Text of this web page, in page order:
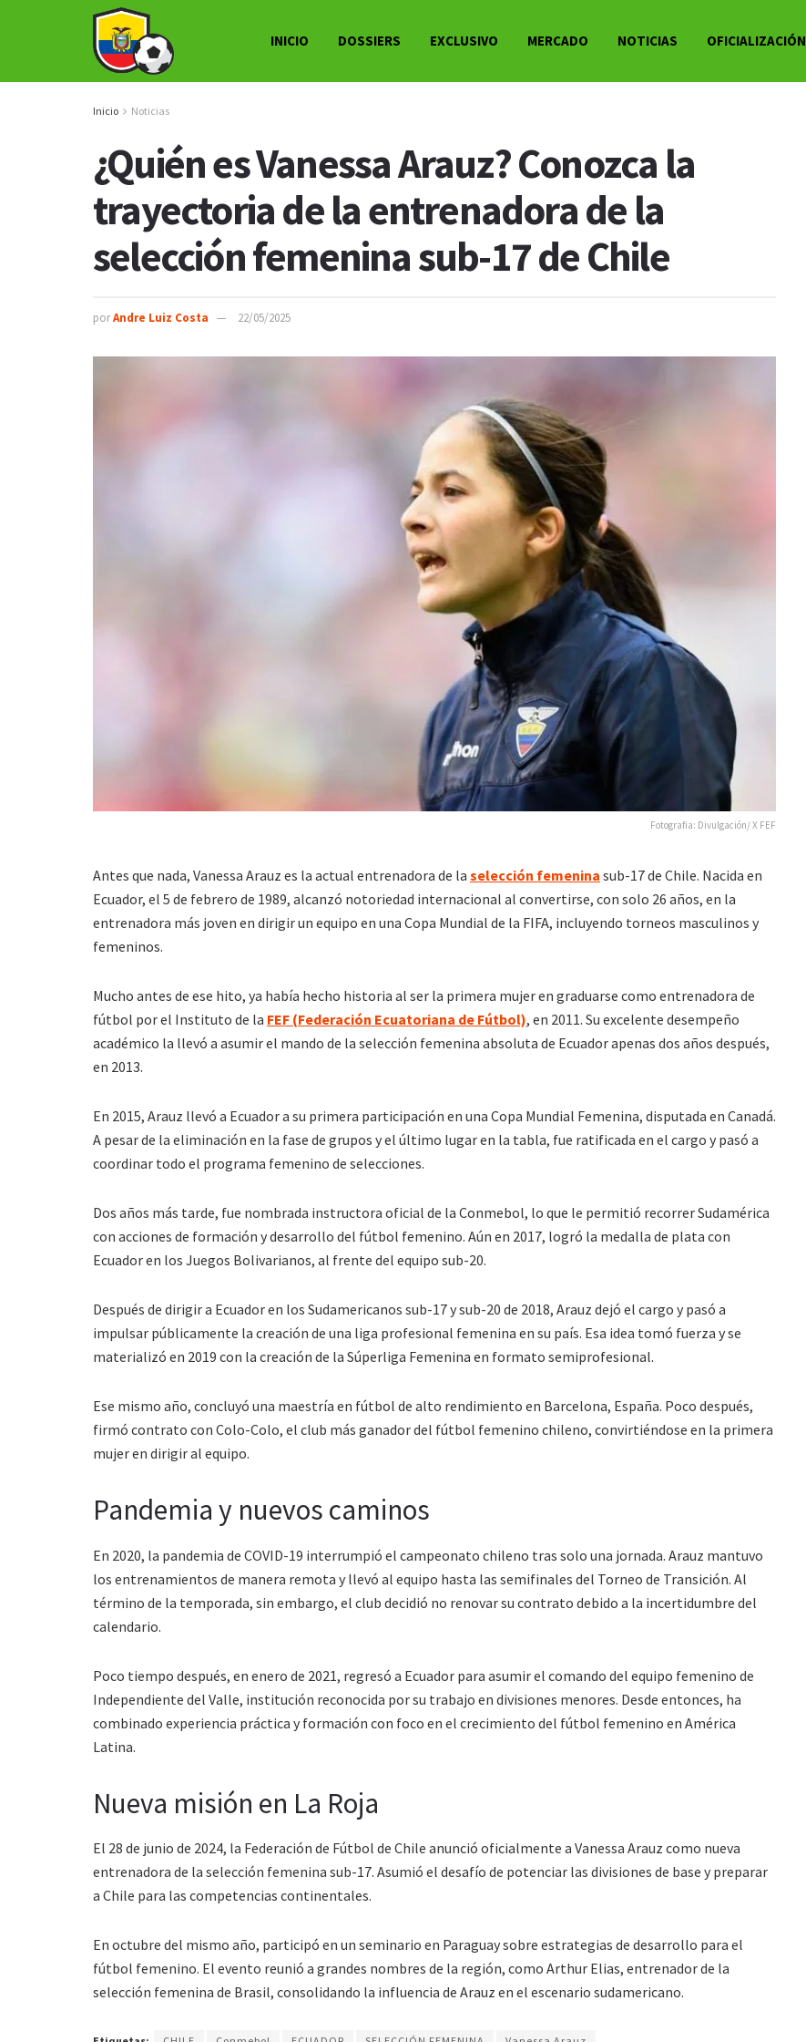
INICIO DOSSIERS EXCLUSIVO MERCADO NOTICIAS OFICIALIZACIÓN
Inicio Noticias
¿Quién es Vanessa Arauz? Conozca la
trayectoria de la entrenadora de la
selección femenina sub-17 de Chile
porAndre Luiz Costa 22/05/2025
Fotografia: Divulgación/ X FEF
Antes que nada, Vanessa Arauz es la actual entrenadora de la selección femenina sub-17 de Chile. Nacida en
Ecuador, el 5 de febrero de 1989, alcanzó notoriedad internacional al convertirse, con solo 26 años, en la
entrenadora más joven en dirigir un equipo en una Copa Mundial de la FIFA, incluyendo torneos masculinos y
femeninos.
Mucho antes de ese hito, ya había hecho historia al ser la primera mujer en graduarse como entrenadora de
fútbol por el Instituto de la FEF (Federación Ecuatoriana de Fútbol), en 2011. Su excelente desempeño
académico la llevó a asumir el mando de la selección femenina absoluta de Ecuador apenas dos años después,
en 2013.
En 2015, Arauz llevó a Ecuador a su primera participación en una Copa Mundial Femenina, disputada en Canadá.
A pesar de la eliminación en la fase de grupos y el último lugar en la tabla, fue ratificada en el cargo y pasó a
coordinar todo el programa femenino de selecciones.
Dos años más tarde, fue nombrada instructora oficial de la Conmebol, lo que le permitió recorrer Sudamérica
con acciones de formación y desarrollo del fútbol femenino. Aún en 2017, logró la medalla de plata con
Ecuador en los Juegos Bolivarianos, al frente del equipo sub-20.
Después de dirigir a Ecuador en los Sudamericanos sub-17 y sub-20 de 2018, Arauz dejó el cargo y pasó a
impulsar públicamente la creación de una liga profesional femenina en su país. Esa idea tomó fuerza y se
materializó en 2019 con la creación de la Súperliga Femenina en formato semiprofesional.
Ese mismo año, concluyó una maestría en fútbol de alto rendimiento en Barcelona, España. Poco después,
firmó contrato con Colo-Colo, el club más ganador del fútbol femenino chileno, convirtiéndose en la primera
mujer en dirigir al equipo.
Pandemia y nuevos caminos
En 2020, la pandemia de COVID-19 interrumpió el campeonato chileno tras solo una jornada. Arauz mantuvo
los entrenamientos de manera remota y llevó al equipo hasta las semifinales del Torneo de Transición. Al
término de la temporada, sin embargo, el club decidió no renovar su contrato debido a la incertidumbre del
calendario.
Poco tiempo después, en enero de 2021, regresó a Ecuador para asumir el comando del equipo femenino de
Independiente del Valle, institución reconocida por su trabajo en divisiones menores. Desde entonces, ha
combinado experiencia práctica y formación con foco en el crecimiento del fútbol femenino en América
Latina.
Nueva misión en La Roja
El 28 de junio de 2024, la Federación de Fútbol de Chile anunció oficialmente a Vanessa Arauz como nueva
entrenadora de la selección femenina sub-17. Asumió el desafío de potenciar las divisiones de base y preparar
a Chile para las competencias continentales.
En octubre del mismo año, participó en un seminario en Paraguay sobre estrategias de desarrollo para el
fútbol femenino. El evento reunió a grandes nombres de la región, como Arthur Elias, entrenador de la
selección femenina de Brasil, consolidando la influencia de Arauz en el escenario sudamericano.